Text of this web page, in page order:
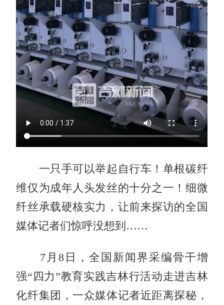
一只手可以举起自行车！单根碳纤
维仅为成年人头发丝的十分之一！细微
纤丝承载硬核实力，让前来探访的全国
媒体记者们惊呼没想到……
7月8日，全国新闻界采编骨干增
强“四力”教育实践吉林行活动走进吉林
化纤集团，一众媒体记者近距离探秘，